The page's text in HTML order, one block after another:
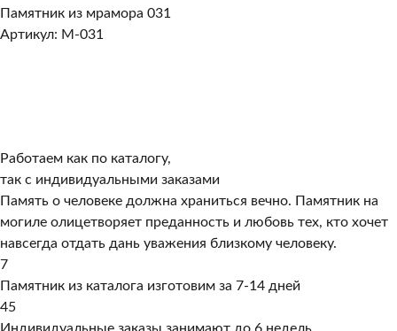
Памятник из мрамора 031
Артикул: M-031
Работаем как по каталогу,
так с индивидуальными заказами
Память о человеке должна храниться вечно. Памятник на
могиле олицетворяет преданность и любовь тех, кто хочет
навсегда отдать дань уважения близкому человеку.
7
Памятник из каталога изготовим за 7-14 дней
45